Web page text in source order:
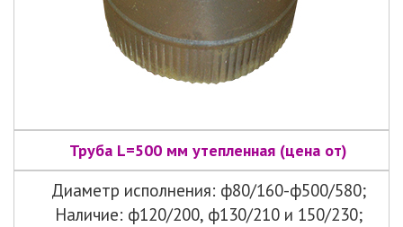
Труба L=500 мм утепленная (цена от)
Диаметр исполнения: ф80/160-ф500/580;
Наличие: ф120/200, ф130/210 и 150/230;